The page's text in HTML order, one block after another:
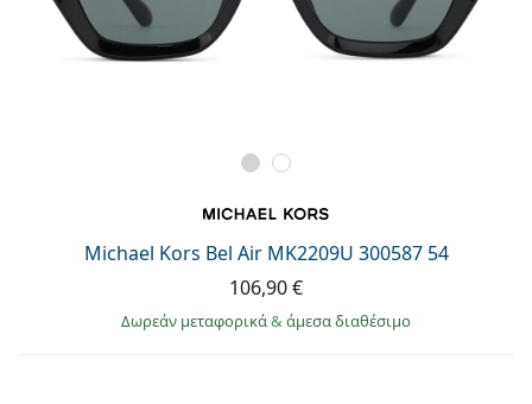
Michael Kors Bel Air MK2209U 300587 54
106,90 €
Δωρεάν μεταφορικά& άμεσα διαθέσιμο